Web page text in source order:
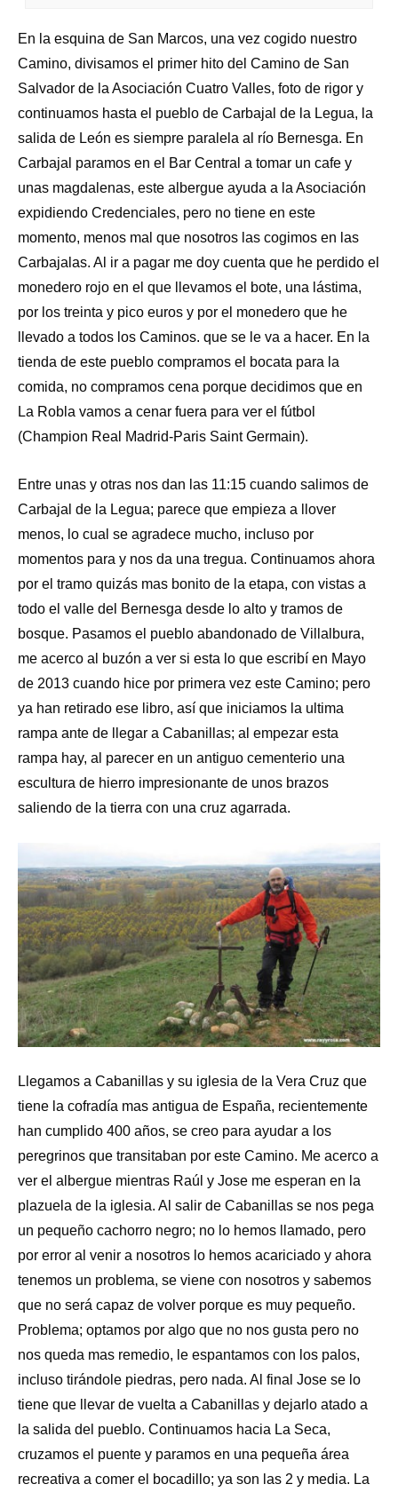
En la esquina de San Marcos, una vez cogido nuestro
Camino, divisamos el primer hito del Camino de San
Salvador de la Asociación Cuatro Valles, foto de rigor y
continuamos hasta el pueblo de Carbajal de la Legua, la
salida de León es siempre paralela al río Bernesga. En
Carbajal paramos en el Bar Central a tomar un cafe y
unas magdalenas, este albergue ayuda a la Asociación
expidiendo Credenciales, pero no tiene en este
momento, menos mal que nosotros las cogimos en las
Carbajalas. Al ir a pagar me doy cuenta que he perdido el
monedero rojo en el que llevamos el bote, una lástima,
por los treinta y pico euros y por el monedero que he
llevado a todos los Caminos. que se le va a hacer. En la
tienda de este pueblo compramos el bocata para la
comida, no compramos cena porque decidimos que en
La Robla vamos a cenar fuera para ver el fútbol
(Champion Real Madrid-Paris Saint Germain).
Entre unas y otras nos dan las 11:15 cuando salimos de
Carbajal de la Legua; parece que empieza a llover
menos, lo cual se agradece mucho, incluso por
momentos para y nos da una tregua. Continuamos ahora
por el tramo quizás mas bonito de la etapa, con vistas a
todo el valle del Bernesga desde lo alto y tramos de
bosque. Pasamos el pueblo abandonado de Villalbura,
me acerco al buzón a ver si esta lo que escribí en Mayo
de 2013 cuando hice por primera vez este Camino; pero
ya han retirado ese libro, así que iniciamos la ultima
rampa ante de llegar a Cabanillas; al empezar esta
rampa hay, al parecer en un antiguo cementerio una
escultura de hierro impresionante de unos brazos
saliendo de la tierra con una cruz agarrada.
Llegamos a Cabanillas y su iglesia de la Vera Cruz que
tiene la cofradía mas antigua de España, recientemente
han cumplido 400 años, se creo para ayudar a los
peregrinos que transitaban por este Camino. Me acerco a
ver el albergue mientras Raúl y Jose me esperan en la
plazuela de la iglesia. Al salir de Cabanillas se nos pega
un pequeño cachorro negro; no lo hemos llamado, pero
por error al venir a nosotros lo hemos acariciado y ahora
tenemos un problema, se viene con nosotros y sabemos
que no será capaz de volver porque es muy pequeño.
Problema; optamos por algo que no nos gusta pero no
nos queda mas remedio, le espantamos con los palos,
incluso tirándole piedras, pero nada. Al final Jose se lo
tiene que llevar de vuelta a Cabanillas y dejarlo atado a
la salida del pueblo. Continuamos hacia La Seca,
cruzamos el puente y paramos en una pequeña área
recreativa a comer el bocadillo; ya son las 2 y media. La